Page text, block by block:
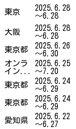
東京
2025.6.28
～6.28
大阪
2025.6.28
～6.28
東京都
2025.6.26
～6.30
オンラ
イン...
2025.6.25
～7.20
東京都
2025.6.24
～6.29
東京都
2025.6.24
～6.29
愛知県
2025.6.22
～6.27